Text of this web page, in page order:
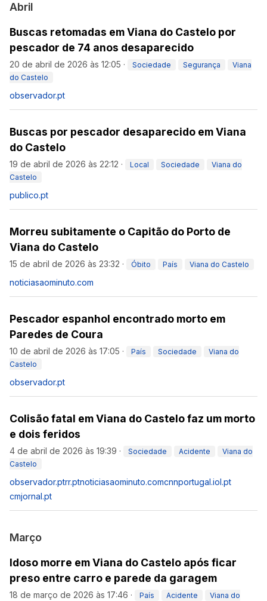
Abril
Buscas retomadas em Viana do Castelo por
pescador de 74 anos desaparecido
20 de abril de 2026 às 12:05 · Sociedade Segurança
Viana
do Castelo
observador.pt
Buscas por pescador desaparecido em Viana
do Castelo
19 de abril de 2026 às 22:12 · Local Sociedade
Viana do
Castelo
publico.pt
Morreu subitamente o Capitão do Porto de
Viana do Castelo
15 de abril de 2026 às 23:32 · Óbito País Viana do Castelo
noticiasaominuto.com
Pescador espanhol encontrado morto em
Paredes de Coura
10 de abril de 2026 às 17:05 · País Sociedade
Viana do
Castelo
observador.pt
Colisão fatal em Viana do Castelo faz um morto
e dois feridos
4 de abril de 2026 às 19:39 · Sociedade Acidente
Viana do
Castelo
observador.ptrr.ptnoticiasaominuto.comcnnportugal.iol.pt
cmjornal.pt
Março
Idoso morre em Viana do Castelo após ficar
preso entre carro e parede da garagem
18 de março de 2026 às 17:46 · País Acidente
Viana do